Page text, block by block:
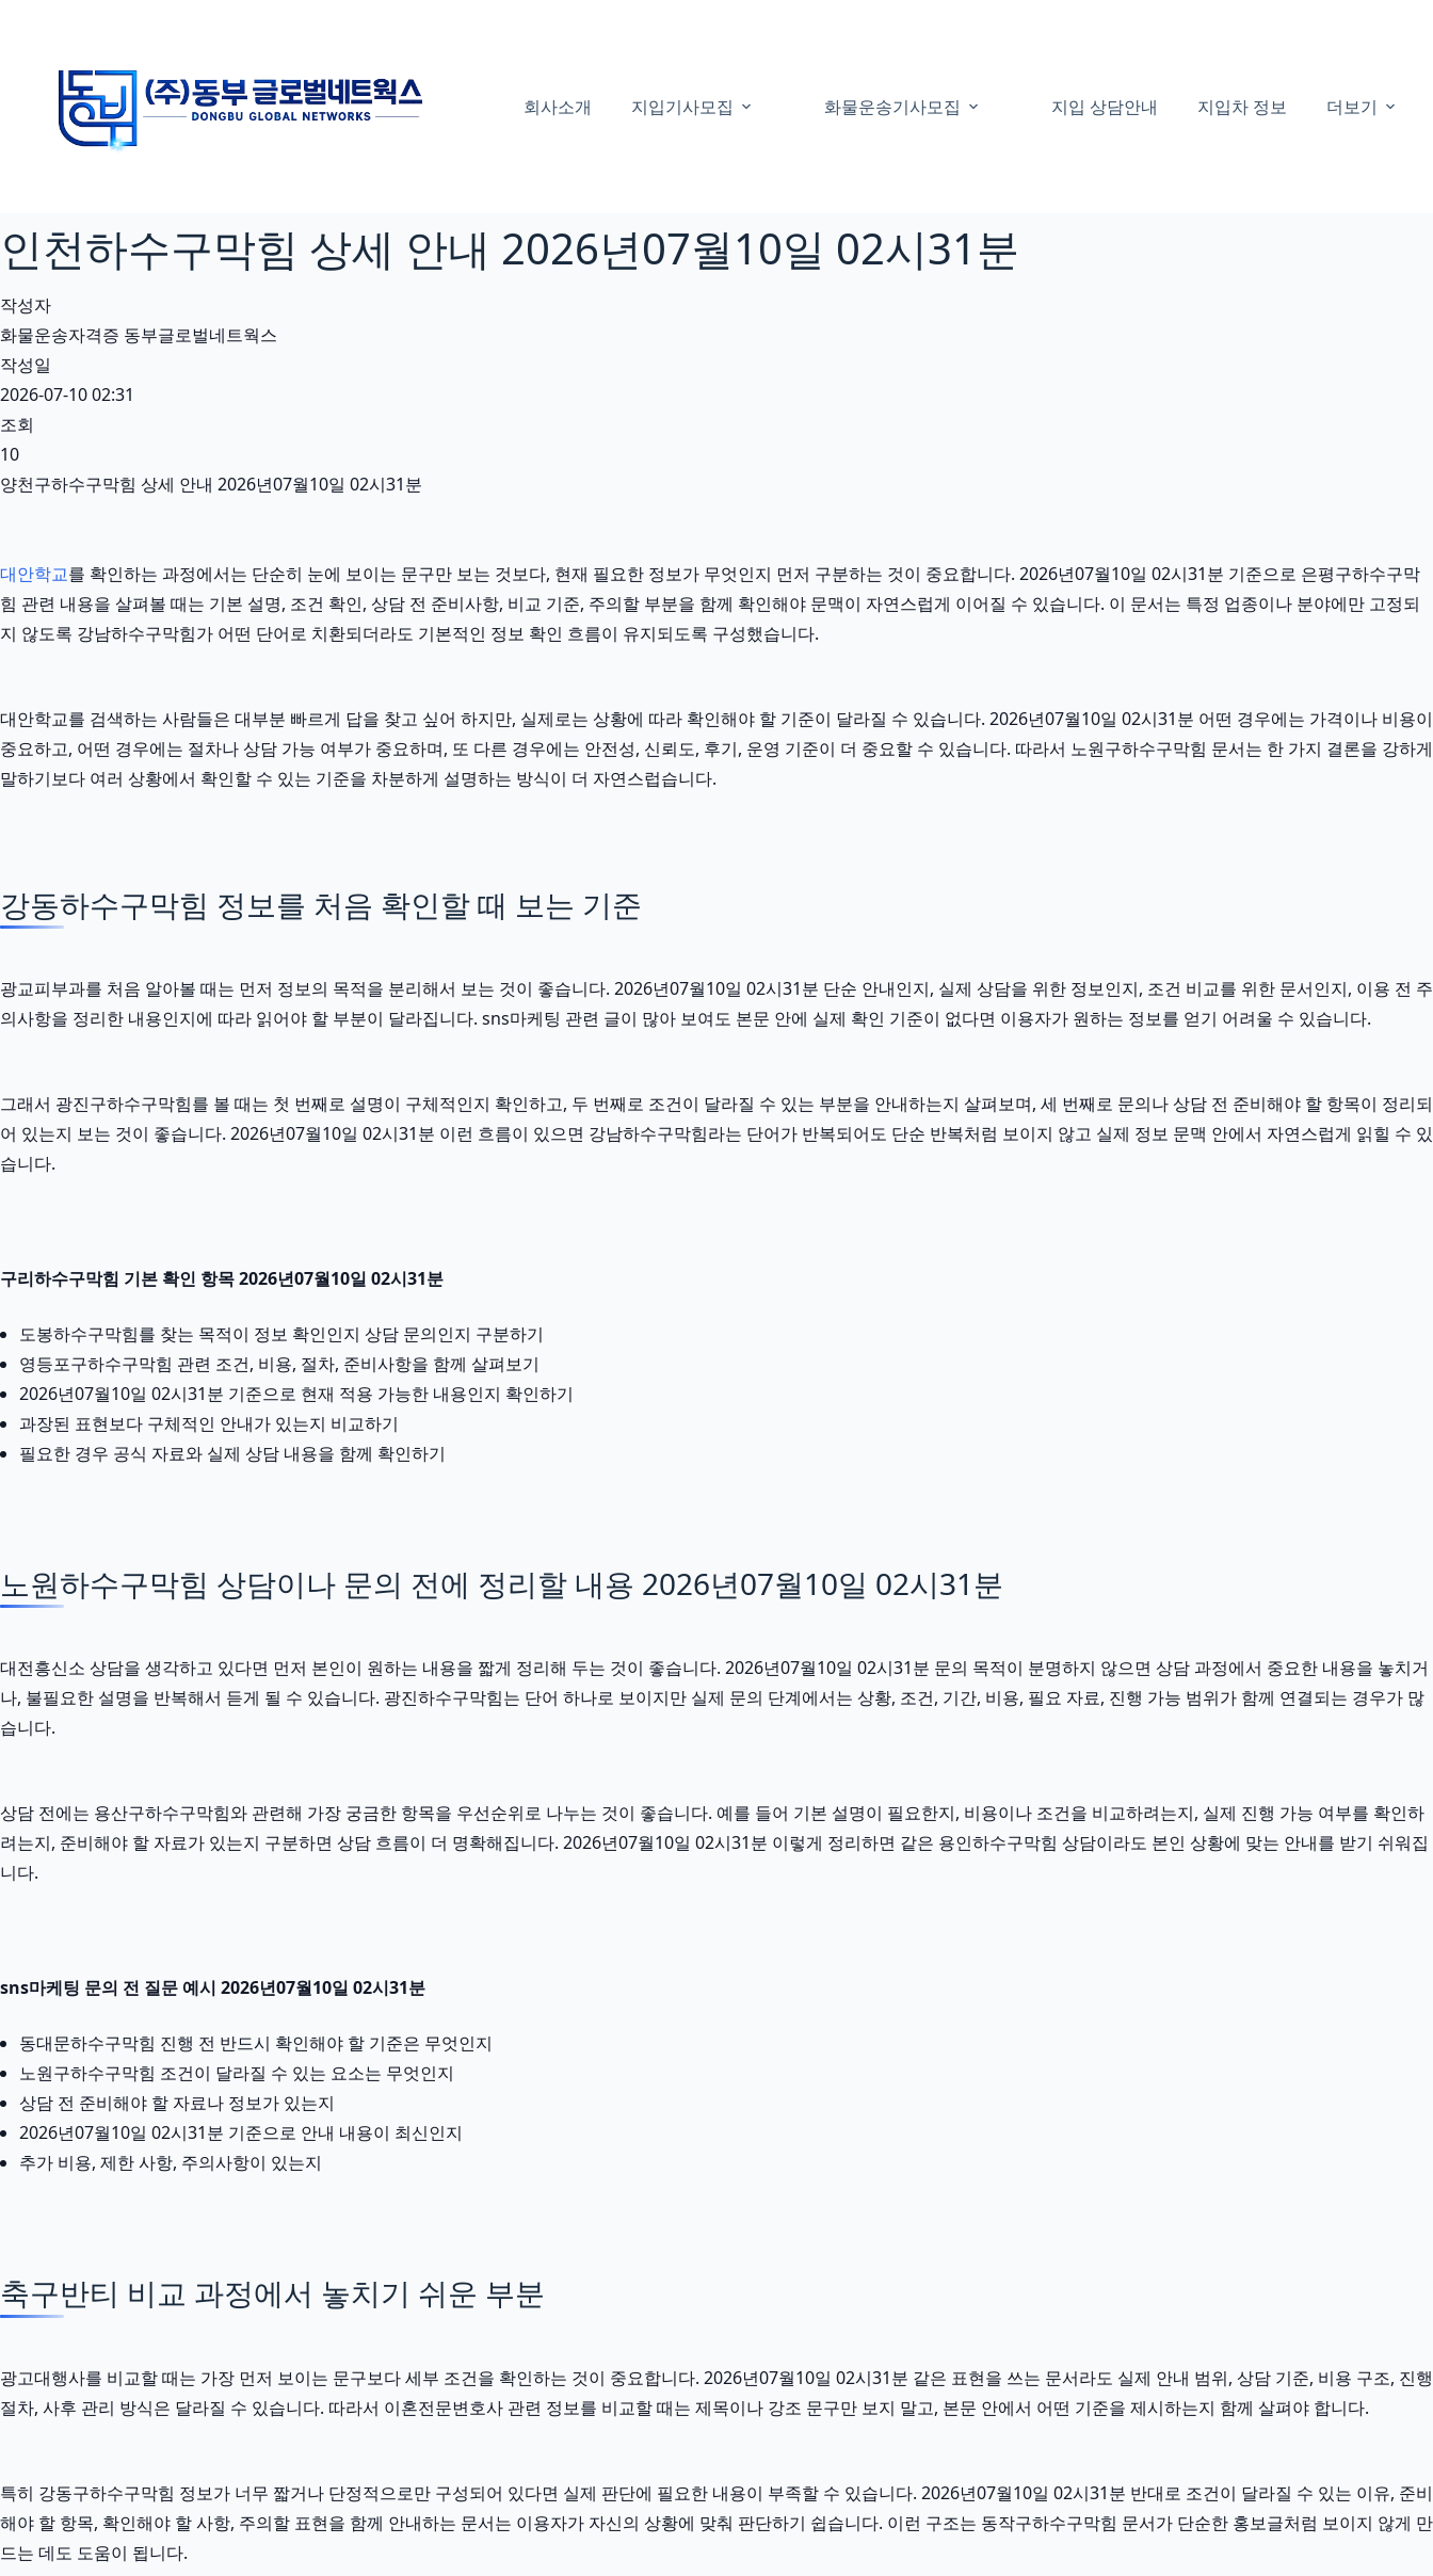
회사소개 지입기사모집 화물운송기사모집 지입 상담안내 지입차 정보 더보기
인천하수구막힘 상세 안내 2026년07월10일 02시31분
작성자
화물운송자격증 동부글로벌네트웍스
작성일
2026-07-10 02:31
조회
10
양천구하수구막힘 상세 안내 2026년07월10일 02시31분
대안학교를 확인하는 과정에서는 단순히 눈에 보이는 문구만 보는 것보다, 현재 필요한 정보가 무엇인지 먼저 구분하는 것이 중요합니다. 2026년07월10일 02시31분 기준으로 은평구하수구막
힘 관련 내용을 살펴볼 때는 기본 설명, 조건 확인, 상담 전 준비사항, 비교 기준, 주의할 부분을 함께 확인해야 문맥이 자연스럽게 이어질 수 있습니다. 이 문서는 특정 업종이나 분야에만 고정되
지 않도록 강남하수구막힘가 어떤 단어로 치환되더라도 기본적인 정보 확인 흐름이 유지되도록 구성했습니다.
대안학교를 검색하는 사람들은 대부분 빠르게 답을 찾고 싶어 하지만, 실제로는 상황에 따라 확인해야 할 기준이 달라질 수 있습니다. 2026년07월10일 02시31분 어떤 경우에는 가격이나 비용이
중요하고, 어떤 경우에는 절차나 상담 가능 여부가 중요하며, 또 다른 경우에는 안전성, 신뢰도, 후기, 운영 기준이 더 중요할 수 있습니다. 따라서 노원구하수구막힘 문서는 한 가지 결론을 강하게
말하기보다 여러 상황에서 확인할 수 있는 기준을 차분하게 설명하는 방식이 더 자연스럽습니다.
강동하수구막힘 정보를 처음 확인할 때 보는 기준
광교피부과를 처음 알아볼 때는 먼저 정보의 목적을 분리해서 보는 것이 좋습니다. 2026년07월10일 02시31분 단순 안내인지, 실제 상담을 위한 정보인지, 조건 비교를 위한 문서인지, 이용 전 주
의사항을 정리한 내용인지에 따라 읽어야 할 부분이 달라집니다. sns마케팅 관련 글이 많아 보여도 본문 안에 실제 확인 기준이 없다면 이용자가 원하는 정보를 얻기 어려울 수 있습니다.
그래서 광진구하수구막힘를 볼 때는 첫 번째로 설명이 구체적인지 확인하고, 두 번째로 조건이 달라질 수 있는 부분을 안내하는지 살펴보며, 세 번째로 문의나 상담 전 준비해야 할 항목이 정리되
어 있는지 보는 것이 좋습니다. 2026년07월10일 02시31분 이런 흐름이 있으면 강남하수구막힘라는 단어가 반복되어도 단순 반복처럼 보이지 않고 실제 정보 문맥 안에서 자연스럽게 읽힐 수 있
습니다.
구리하수구막힘 기본 확인 항목 2026년07월10일 02시31분
도봉하수구막힘를 찾는 목적이 정보 확인인지 상담 문의인지 구분하기
영등포구하수구막힘 관련 조건, 비용, 절차, 준비사항을 함께 살펴보기
2026년07월10일 02시31분 기준으로 현재 적용 가능한 내용인지 확인하기
과장된 표현보다 구체적인 안내가 있는지 비교하기
필요한 경우 공식 자료와 실제 상담 내용을 함께 확인하기
노원하수구막힘 상담이나 문의 전에 정리할 내용 2026년07월10일 02시31분
대전흥신소 상담을 생각하고 있다면 먼저 본인이 원하는 내용을 짧게 정리해 두는 것이 좋습니다. 2026년07월10일 02시31분 문의 목적이 분명하지 않으면 상담 과정에서 중요한 내용을 놓치거
나, 불필요한 설명을 반복해서 듣게 될 수 있습니다. 광진하수구막힘는 단어 하나로 보이지만 실제 문의 단계에서는 상황, 조건, 기간, 비용, 필요 자료, 진행 가능 범위가 함께 연결되는 경우가 많
습니다.
상담 전에는 용산구하수구막힘와 관련해 가장 궁금한 항목을 우선순위로 나누는 것이 좋습니다. 예를 들어 기본 설명이 필요한지, 비용이나 조건을 비교하려는지, 실제 진행 가능 여부를 확인하
려는지, 준비해야 할 자료가 있는지 구분하면 상담 흐름이 더 명확해집니다. 2026년07월10일 02시31분 이렇게 정리하면 같은 용인하수구막힘 상담이라도 본인 상황에 맞는 안내를 받기 쉬워집
니다.
sns마케팅 문의 전 질문 예시 2026년07월10일 02시31분
동대문하수구막힘 진행 전 반드시 확인해야 할 기준은 무엇인지
노원구하수구막힘 조건이 달라질 수 있는 요소는 무엇인지
상담 전 준비해야 할 자료나 정보가 있는지
2026년07월10일 02시31분 기준으로 안내 내용이 최신인지
추가 비용, 제한 사항, 주의사항이 있는지
축구반티 비교 과정에서 놓치기 쉬운 부분
광고대행사를 비교할 때는 가장 먼저 보이는 문구보다 세부 조건을 확인하는 것이 중요합니다. 2026년07월10일 02시31분 같은 표현을 쓰는 문서라도 실제 안내 범위, 상담 기준, 비용 구조, 진행
절차, 사후 관리 방식은 달라질 수 있습니다. 따라서 이혼전문변호사 관련 정보를 비교할 때는 제목이나 강조 문구만 보지 말고, 본문 안에서 어떤 기준을 제시하는지 함께 살펴야 합니다.
특히 강동구하수구막힘 정보가 너무 짧거나 단정적으로만 구성되어 있다면 실제 판단에 필요한 내용이 부족할 수 있습니다. 2026년07월10일 02시31분 반대로 조건이 달라질 수 있는 이유, 준비
해야 할 항목, 확인해야 할 사항, 주의할 표현을 함께 안내하는 문서는 이용자가 자신의 상황에 맞춰 판단하기 쉽습니다. 이런 구조는 동작구하수구막힘 문서가 단순한 홍보글처럼 보이지 않게 만
드는 데도 도움이 됩니다.